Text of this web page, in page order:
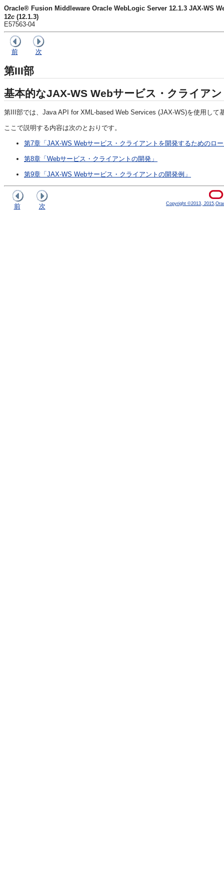
Oracle® Fusion Middleware Oracle WebLogic Server 12.1.3 JAX-WS
12c (12.1.3)
E57563-04
前 次
第III部
基本的なJAX-WS Webサービス・クライア
第III部では、Java API for XML-based Web Services (JAX-WS)を使用し
ここで説明する内容は次のとおりです。
第7章「JAX-WS Webサービス・クライアントを開発するためのロ
第8章「Webサービス・クライアントの開発」
第9章「JAX-WS Webサービス・クライアントの開発例」
前 次 Copyright ©2013,